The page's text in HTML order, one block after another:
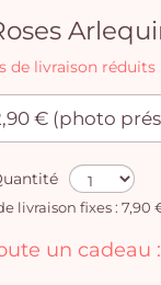
de livraison réduits
livraison fixes : 7,90
un cadeau :